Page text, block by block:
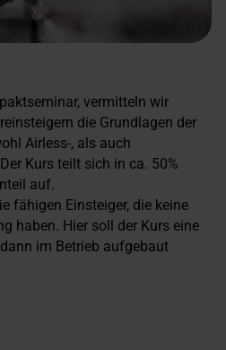
vermitteln wir
die Grundlagen der
Airless-, als auch
Kurs teilt sich in ca. 50%
auf.
fähigen Einsteiger, die keine
haben. Hier soll der Kurs eine
im Betrieb aufgebaut